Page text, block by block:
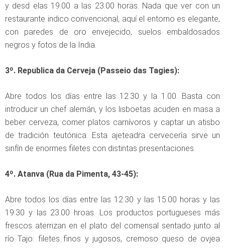
y desd elas 19.00 a las 23.00 horas. Nada que ver con un
restaurante indico convencional, aquí el entorno es elegante,
con paredes de oro envejecido, suelos embaldosados
negros y fotos de la India.
3º. Republica da Cerveja (Passeio das Tagies):
Abre todos los días entre las 12.30 y la 1.00. Basta con
introducir un chef alemán, y los lisboetas acuden en masa a
beber cerveza, comer platos carnívoros y captar un atisbo
de tradición teutónica. Esta ajeteadra cervecería sirve un
sinfín de enormes filetes con distintas presentaciones.
4º. Atanva (Rua da Pimenta, 43-45):
Abre todos los días entre las 12.30 y las 15.00 horas y las
19.30 y las 23.00 hroas. Los productos portugueses más
frescos aterrizan en el plato del comensal sentado junto al
río Tajo: filetes finos y jugosos, cremoso queso de ovjea